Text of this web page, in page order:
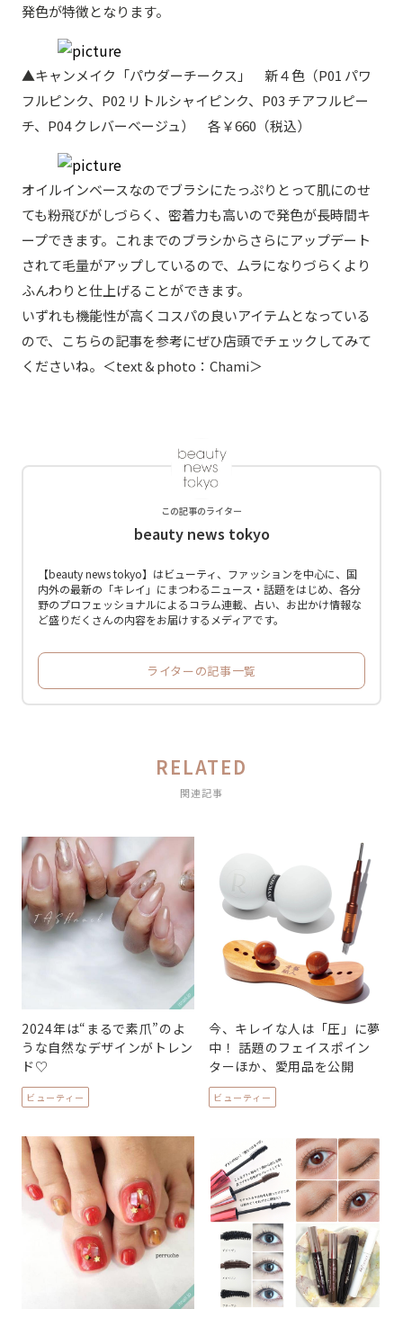
発色が特徴となります。
▲キャンメイク「パウダーチークス」 新４色（P01 パワ
フルピンク、P02 リトルシャイピンク、P03 チアフルピー
チ、P04 クレバーベージュ） 各￥660（税込）
オイルインベースなのでブラシにたっぷりとって肌にのせ
ても粉飛びがしづらく、密着力も高いので発色が長時間キ
ープできます。これまでのブラシからさらにアップデート
されて毛量がアップしているので、ムラになりづらくより
ふんわりと仕上げることができます。
いずれも機能性が高くコスパの良いアイテムとなっている
ので、こちらの記事を参考にぜひ店頭でチェックしてみて
くださいね。＜text＆photo：Chami＞
この記事のライター
beauty news tokyo
【beauty news tokyo】はビューティ、ファッションを中心に、国
内外の最新の「キレイ」にまつわるニュース・話題をはじめ、各分
野のプロフェッショナルによるコラム連載、占い、お出かけ情報な
ど盛りだくさんの内容をお届けするメディアです。
ライターの記事一覧
RELATED
関連記事
2024年は“まるで素爪”のよ
うな自然なデザインがトレン
ド♡
ビューティー
今、キレイな人は「圧」に夢
中！ 話題のフェイスポイン
ターほか、愛用品を公開
ビューティー